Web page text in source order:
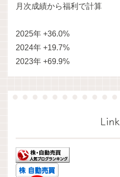
月次成績から福利で計算
2025年 +36.0%
2024年 +19.7%
2023年 +69.9%
Link